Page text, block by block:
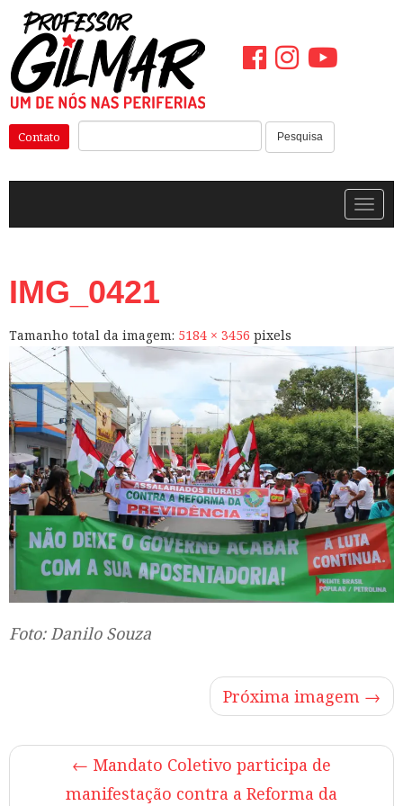
Pular
para
o
conteúdo
Pesquisa
Contato
IMG_0421
Tamanho total da imagem: 5184 × 3456 pixels
Foto: Danilo Souza
Próxima imagem →
← Mandato Coletivo participa de
manifestação contra a Reforma da